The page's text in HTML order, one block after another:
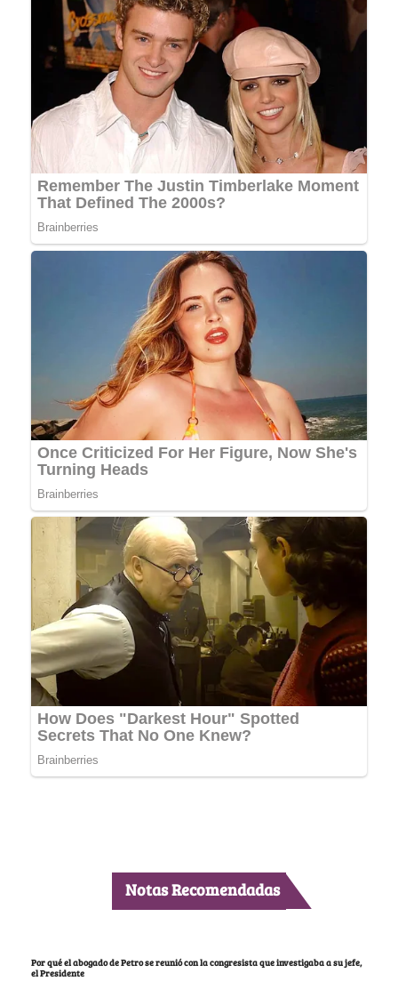
Notas Recomendadas
Por qué el abogado de Petro se reunió con la congresista que investigaba a su jefe,
el Presidente